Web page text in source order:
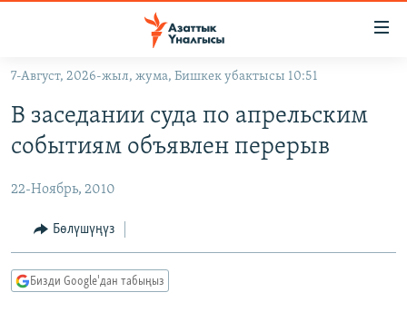
Навигацияга
өтүңүз
Издөөгө
салыңыз
КЫРГЫЗСТАН
САЯСАТ
ЭКОНОМИКА
ДҮЙНӨ
БОРБОР АЗИЯ
УКРАИНА
АТАЙЫН ИЛИКТӨӨ
БҮГҮН АЗАТТЫКТА
ПОДКАСТ
7-Август, 2026-жыл, жума, Бишкек убактысы 10:51
В заседании суда по апрельским
событиям объявлен перерыв
22-Ноябрь, 2010
Бөлүшүңүз
Бизди Google'дан табыңыз